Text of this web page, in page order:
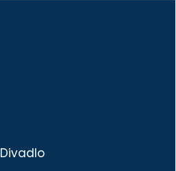
Divadlo